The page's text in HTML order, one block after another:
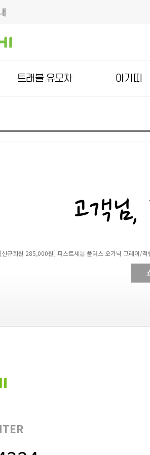
트래블 유모차 아기띠
규회원 285,000원] 퍼스트세븐 플러스 오가닉 그레이/